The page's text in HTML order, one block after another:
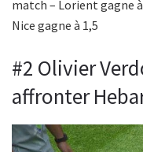
match – Lorient gagne
Nice gagne à 1,5
#2 Olivier
affronter